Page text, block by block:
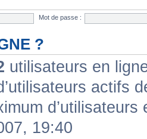
Mot de passe :
?
utilisateurs en
actifs
19:40